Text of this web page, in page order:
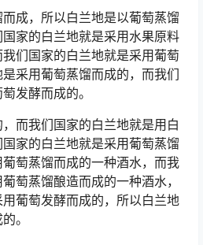
成，所以白兰地是以葡萄蒸馏
家的白兰地就是采用水果原料
们国家的白兰地就是采用葡萄
采用葡萄蒸馏而成的，而我们
发酵而成的。
而我们国家的白兰地就是用白
家的白兰地就是采用葡萄蒸馏
萄蒸馏而成的一种酒水，而我
萄蒸馏酿造而成的一种酒水，
葡萄发酵而成的，所以白兰地
。